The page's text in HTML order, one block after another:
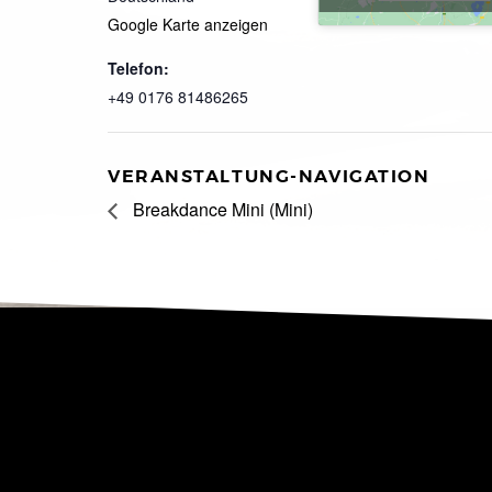
Google Karte anzeigen
Telefon:
+49 0176 81486265
VERANSTALTUNG-NAVIGATION
Breakdance Mini (Mini)